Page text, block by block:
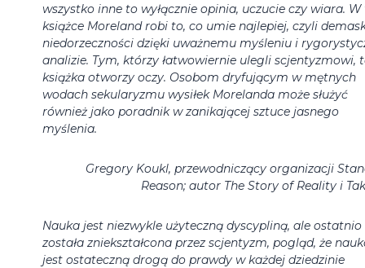
wszystko inne to wyłącznie opinia, uczucie czy wiara. W
książce Moreland robi to, co umie najlepiej, czyli
niedorzeczności dzięki uważnemu myśleniu i
analizie. Tym, którzy łatwowiernie ulegli scjentyzmowi,
książka otworzy oczy. Osobom dryfującym w mętnych
wodach sekularyzmu wysiłek Morelanda może służyć
również jako poradnik w zanikającej sztuce jasnego
myślenia.
Gregory Koukl, przewodniczący organizacji
Reason; autor The Story of Reality i
Nauka jest niezwykle użyteczną dyscypliną, ale ostatnio
została zniekształcona przez scjentyzm, pogląd, że
jest ostateczną drogą do prawdy w każdej dziedzinie